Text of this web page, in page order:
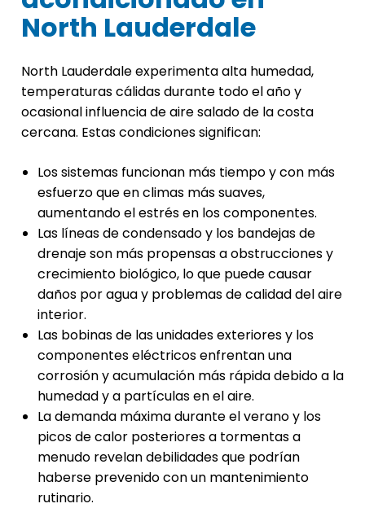
North Lauderdale
North Lauderdale experimenta alta humedad,
temperaturas cálidas durante todo el año y
ocasional influencia de aire salado de la costa
cercana. Estas condiciones significan:
Los sistemas funcionan más tiempo y con más
esfuerzo que en climas más suaves,
aumentando el estrés en los componentes.
Las líneas de condensado y los bandejas de
drenaje son más propensas a obstrucciones y
crecimiento biológico, lo que puede causar
daños por agua y problemas de calidad del aire
interior.
Las bobinas de las unidades exteriores y los
componentes eléctricos enfrentan una
corrosión y acumulación más rápida debido a la
humedad y a partículas en el aire.
La demanda máxima durante el verano y los
picos de calor posteriores a tormentas a
menudo revelan debilidades que podrían
haberse prevenido con un mantenimiento
rutinario.